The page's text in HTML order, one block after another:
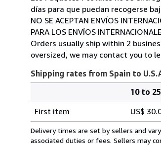
días para que puedan recogerse
NO SE ACEPTAN ENVÍOS
PARA LOS ENVÍOS
Orders usually ship within 2
oversized, we may contact you to
Shipping rates from Spain to
rates
from
Spain
10 to
First item
US$
Delivery times are set by sellers and
associated duties or fees. Sellers may